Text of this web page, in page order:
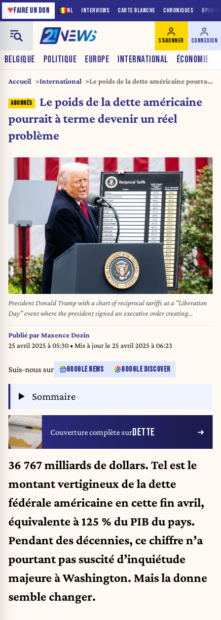
NL INTERVIEWS CARTE BLANCHE CHRONIQUES
♥FAIRE UN DON
BELGIQUE POLITIQUE EUROPE INTERNATIONAL ÉCONOMIE
S'ABONNER CONNEXION
Accueil International
Le poids de la dette américaine pourrait
Le poids de la dette américaine
pourrait à terme devenir un réel
problème
President Donald Trump with a chart of reciprocal tariffs at a "Liberation
Day" event where the president signed an executive order creating
reciprocal tariffs, in the Rose Garden at the White House in Washington,
D.C. (Photo by Michael Brochstein/Sipa USA)
Publié parMaxence Dozin
25 avril 2025 à 05:30• Mis à jour le 25 avril 2025 à 06:23
Suis-nous sur GOOGLE NEWS GOOGLE DISCOVER
Sommaire
Couverture complète surDETTE
36 767 milliards de dollars. Tel est le
montant vertigineux de la dette
fédérale américaine en cette fin avril,
équivalente à 125 % du PIB du pays.
Pendant des décennies, ce chiffre n’a
pourtant pas suscité d’inquiétude
majeure à Washington. Mais la donne
semble changer.